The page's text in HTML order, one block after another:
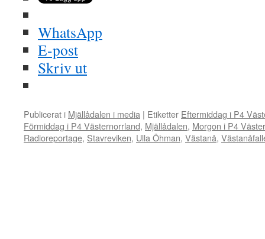
WhatsApp
E-post
Skriv ut
Publicerat i Mjällådalen i media | Etiketter Eftermiddag i P4
Förmiddag i P4 Västernorrland, Mjällådalen, Morgon i P4
Radioreportage, Stavreviken, Ulla Öhman, Västanå,